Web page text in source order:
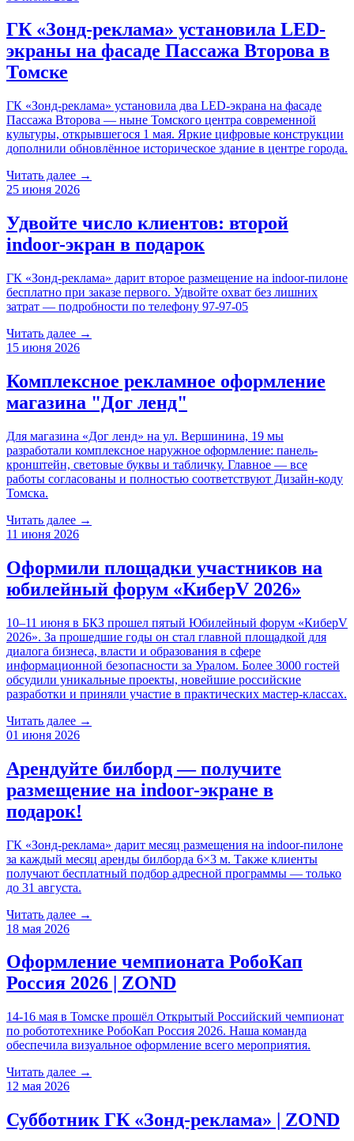
ГК «Зонд-реклама» установила LED-
экраны на фасаде Пассажа Второва в
Томске
ГК «Зонд-реклама» установила два LED-экрана на фасаде
Пассажа Второва — ныне Томского центра современной
культуры, открывшегося 1 мая. Яркие цифровые конструкции
дополнили обновлённое историческое здание в центре города.
Читать далее →
25 июня 2026
Удвойте число клиентов: второй
indoor-экран в подарок
ГК «Зонд-реклама» дарит второе размещение на indoor-пилоне
бесплатно при заказе первого. Удвойте охват без лишних
затрат — подробности по телефону 97-97-05
Читать далее →
15 июня 2026
Комплексное рекламное оформление
магазина "Дог ленд"
Для магазина «Дог ленд» на ул. Вершинина, 19 мы
разработали комплексное наружное оформление: панель-
кронштейн, световые буквы и табличку. Главное — все
работы согласованы и полностью соответствуют Дизайн-коду
Томска.
Читать далее →
11 июня 2026
Оформили площадки участников на
юбилейный форум «КиберV 2026»
10–11 июня в БКЗ прошел пятый Юбилейный форум «КиберV
2026». За прошедшие годы он стал главной площадкой для
диалога бизнеса, власти и образования в сфере
информационной безопасности за Уралом. Более 3000 гостей
обсудили уникальные проекты, новейшие российские
разработки и приняли участие в практических мастер-классах.
Читать далее →
01 июня 2026
Арендуйте билборд — получите
размещение на indoor-экране в
подарок!
ГК «Зонд-реклама» дарит месяц размещения на indoor-пилоне
за каждый месяц аренды билборда 6×3 м. Также клиенты
получают бесплатный подбор адресной программы — только
до 31 августа.
Читать далее →
18 мая 2026
Оформление чемпионата РобоКап
Россия 2026 | ZOND
14-16 мая в Томске прошёл Открытый Российский чемпионат
по робототехнике РобоКап Россия 2026. Наша команда
обеспечила визуальное оформление всего мероприятия.
Читать далее →
12 мая 2026
Субботник ГК «Зонд-реклама» | ZOND